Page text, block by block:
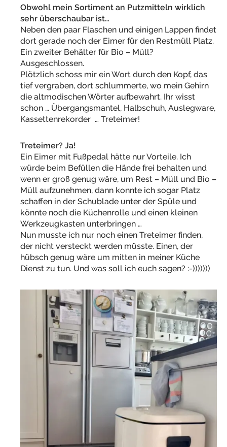
Obwohl mein Sortiment an Putzmitteln wirklich
sehr überschaubar ist…
Neben den paar Flaschen und einigen Lappen findet
dort gerade noch der Eimer für den Restmüll Platz.
Ein zweiter Behälter für Bio – Müll?
Ausgeschlossen.
Plötzlich schoss mir ein Wort durch den Kopf, das
tief vergraben, dort schlummerte, wo mein Gehirn
die altmodischen Wörter aufbewahrt. Ihr wisst
schon … Übergangsmantel, Halbschuh, Auslegware,
Kassettenrekorder … Treteimer!
Treteimer? Ja!
Ein Eimer mit Fußpedal hätte nur Vorteile. Ich
würde beim Befüllen die Hände frei behalten und
wenn er groß genug wäre, um Rest – Müll und Bio –
Müll aufzunehmen, dann konnte ich sogar Platz
schaffen in der Schublade unter der Spüle und
könnte noch die Küchenrolle und einen kleinen
Werkzeugkasten unterbringen …
Nun musste ich nur noch einen Treteimer finden,
der nicht versteckt werden müsste. Einen, der
hübsch genug wäre um mitten in meiner Küche
Dienst zu tun. Und was soll ich euch sagen? :-)))))))